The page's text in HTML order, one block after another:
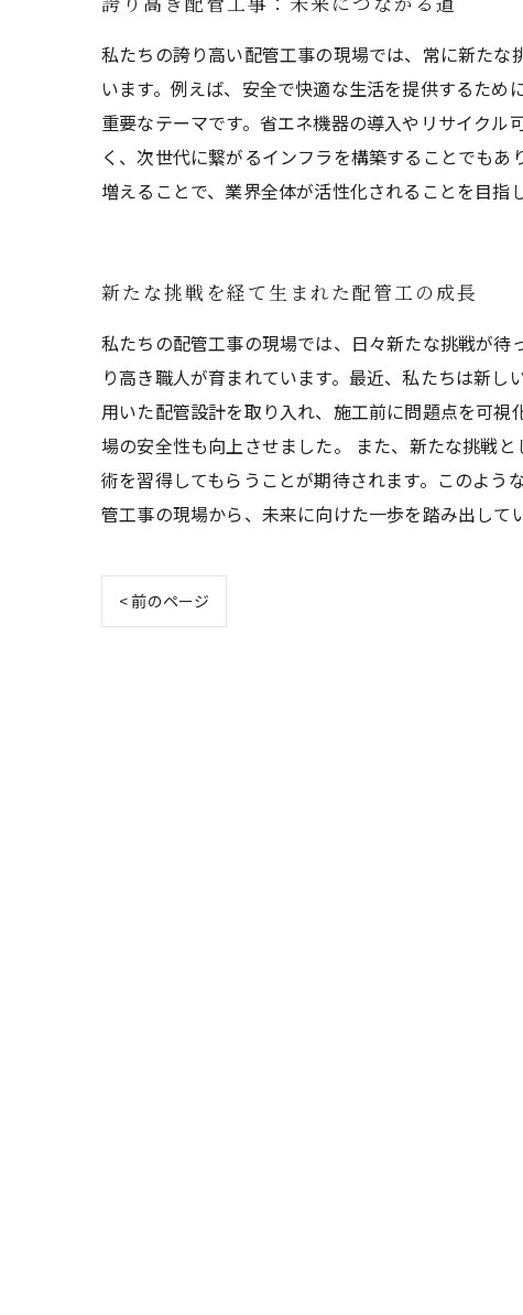
私たちの誇り高い配管工事の現場では、常に新た
います。例えば、安全で快適な生活を提供するた
重要なテーマです。省エネ機器の導入やリサイク
く、次世代に繋がるインフラを構築することでも
増えることで、業界全体が活性化されることを目指
新たな挑戦を経て生まれた配管工の成長
私たちの配管工事の現場では、日々新たな挑戦が
り高き職人が育まれています。最近、私たちは新
用いた配管設計を取り入れ、施工前に問題点を可
場の安全性も向上させました。 また、新たな挑戦
術を習得してもらうことが期待されます。このよ
管工事の現場から、未来に向けた一歩を踏み出して
< 前のページ